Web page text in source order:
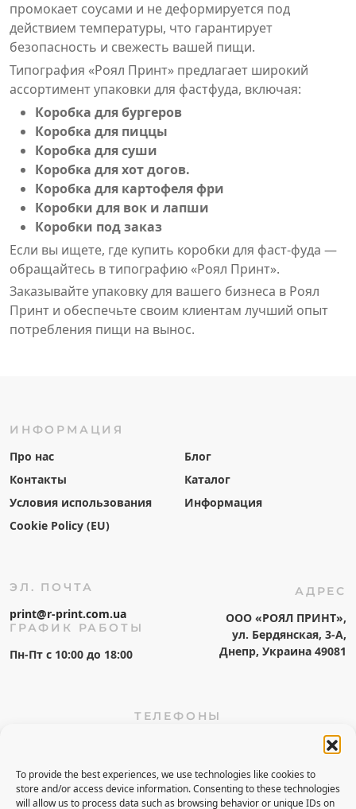
To provide the best experiences, we use technologies like cookies to
store and/or access device information. Consenting to these technologies
will allow us to process data such as browsing behavior or unique IDs on
промокает соусами и не деформируется под
действием температуры, что гарантирует
безопасность и свежесть вашей пищи.
Типография «Роял Принт» предлагает широкий
ассортимент упаковки для фастфуда, включая:
Коробка для бургеров
Коробка для пиццы
Коробка для суши
Коробка для хот догов.
Коробка для картофеля фри
Коробки для вок и лапши
Коробки под заказ
Если вы ищете, где купить коробки для фаст-фуда —
обращайтесь в типографию «Роял Принт».
Заказывайте упаковку для вашего бизнеса в Роял
Принт и обеспечьте своим клиентам лучший опыт
потребления пищи на вынос.
ИНФОРМАЦИЯ
Про нас
Контакты
Условия использования
Cookie Policy (EU)
Блог
Каталог
Информация
ЭЛ. ПОЧТА
print@r-print.com.ua
ГРАФИК РАБОТЫ
Пн-Пт c 10:00 до 18:00
АДРЕС
ООО «РОЯЛ ПРИНТ»,
ул. Бердянская, 3-А,
Днепр, Украина 49081
ТЕЛЕФОНЫ
38 (050) 060 46 67